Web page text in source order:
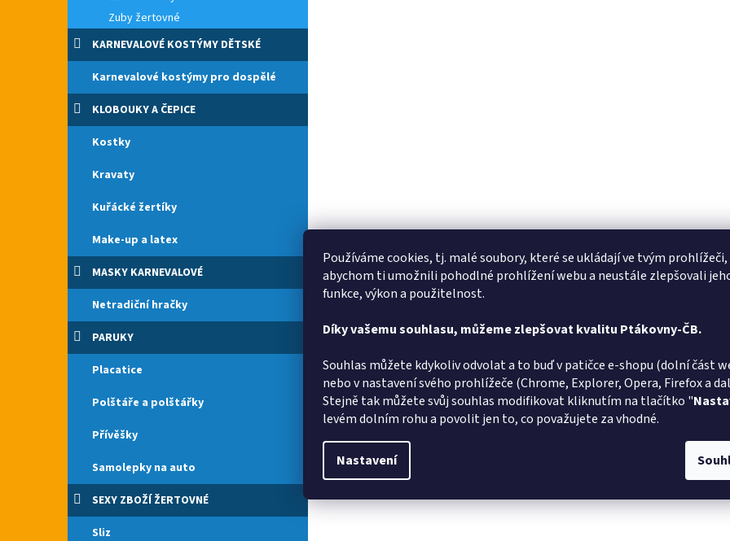
Používáme cookies, tj. malé soubory, které se ukládají ve tvým prohlížeči,
abychom ti umožnili pohodlné prohlížení webu a neustále zlepšovali
funkce, výkon a použitelnost.
Díky vašemu souhlasu, můžeme zlepšovat kvalitu Ptákovny-ČB.
Souhlas můžete kdykoliv odvolat a to buď v patičce e-shopu (dolní část
nebo v nastavení svého prohlížeče (Chrome, Explorer, Opera, Firefox a
Stejně tak můžete svůj souhlas modifikovat kliknutím na tlačítko "
levém dolním rohu a povolit jen to, co považujete za vhodné.
Nastavení
Zuby žertovné
KARNEVALOVÉ KOSTÝMY DĚTSKÉ
Karnevalové kostýmy pro dospělé
KLOBOUKY A ČEPICE
Kostky
Kravaty
Kuřácké žertíky
Make-up a latex
MASKY KARNEVALOVÉ
Netradiční hračky
PARUKY
Placatice
Polštáře a polštářky
Přívěšky
Samolepky na auto
SEXY ZBOŽÍ ŽERTOVNÉ
Sliz